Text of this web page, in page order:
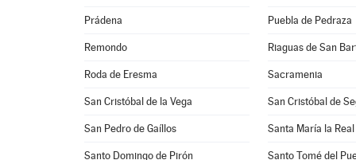
Prádena Puebla de Pedraza
Remondo Riaguas de San
Roda de Eresma Sacramenia
San Cristóbal de la Vega San Cristóbal de
San Pedro de Gaíllos Santa María la
Santo Domingo de Pirón Santo Tomé del